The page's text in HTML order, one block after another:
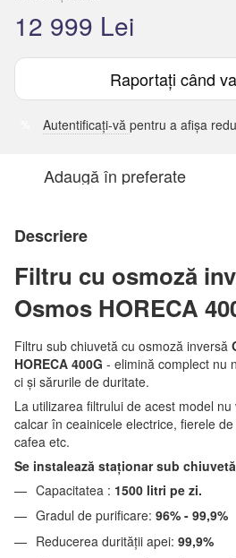
12 999 Lei
Raportați când
Autentificați-vă pentru a afișa
Adaugă în preferate
Descriere
Filtru cu osmoză
Osmos HORECA
Filtru sub chiuvetă cu osmoză inversă
HORECA 400G - elimină complect nu
ci şi sărurile de duritate.
La utilizarea filtrului de acest model
calcar în ceainicele electrice, fierele
cafea etc.
Se instalează staţionar sub
Capacitatea : 1500 litri pe zi.
Gradul de purificare: 96% - 99,9%
Reducerea durităţii apei: 99,9%